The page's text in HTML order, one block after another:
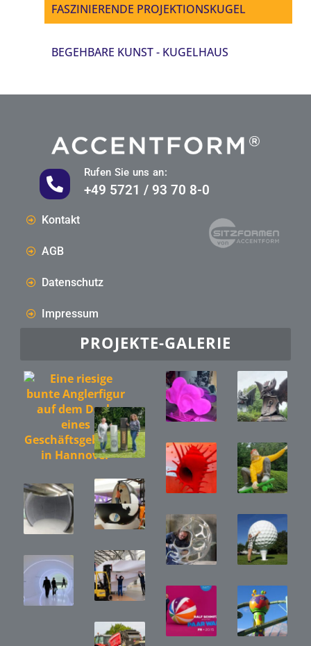
FASZINIERENDE PROJEKTIONSKUGEL
BEGEHBARE KUNST - KUGELHAUS
Rufen Sie uns an:
+49 5721 / 93 70 8-0
Kontakt
AGB
Datenschutz
Impressum
PROJEKTE-GALERIE